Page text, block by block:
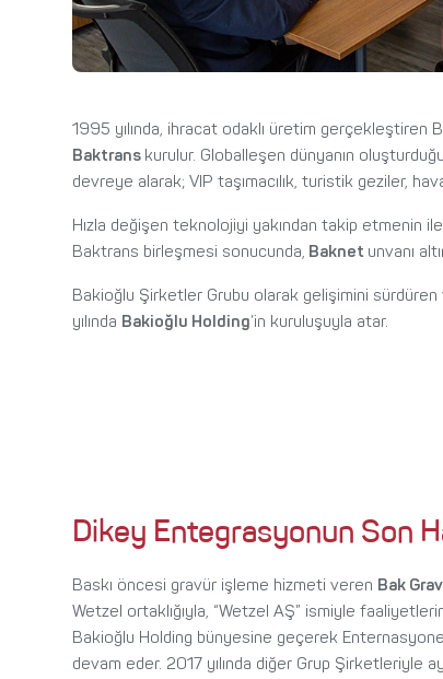
1995 yılında, ihracat odaklı üretim gerçekleştiren
Baktrans kurulur. Globalleşen dünyanın
devreye alarak; VIP taşımacılık, turistik geziler,
Hızla değişen teknolojiyi yakından takip etmenin
Baktrans birleşmesi sonucunda, Baknet unvanı
Bakioğlu Şirketler Grubu olarak gelişimini sürdüren
yılında Bakioğlu Holding’in kuruluşuyla atar.
Dikey Entegrasyonun Son
Baskı öncesi gravür işleme hizmeti veren Bak
Wetzel ortaklığıyla, “Wetzel AŞ” ismiyle
Bakioğlu Holding bünyesine geçerek
devam eder. 2017 yılında diğer Grup Şirketleriyle